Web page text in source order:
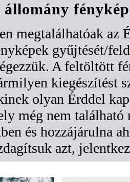
megtalálhatóak az
gyűjtését/
A feltöltött
kiegészítést
olyan Érddel
még nem található
és hozzájárulna
azt,